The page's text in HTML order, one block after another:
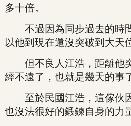
多十倍。
不過因為同步過去的時
以他到現在還沒突破到大天
但不良人江浩，距離他
經不遠了，也就是幾天的事
至於民國江浩，這傢伙因
也沒法很好的鍛鍊自身的力